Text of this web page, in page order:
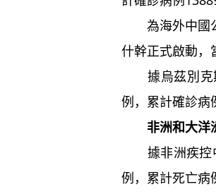
為海外中國公
什幹正式啟動，
據烏茲別克
例，累計確診病
非洲和大洋
據非洲疾控中
例，累計死亡病